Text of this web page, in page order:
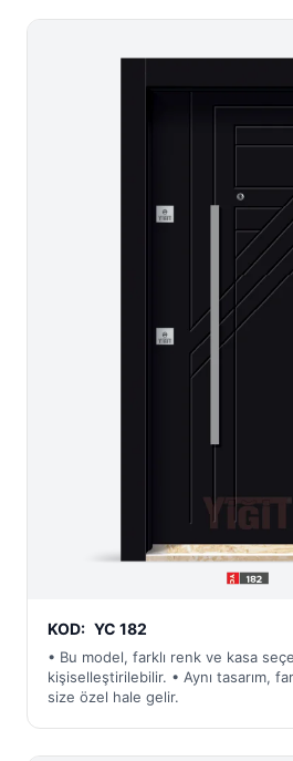
KOD: YC 182
• Bu model, farklı renk ve kasa
kişiselleştirilebilir. • Aynı tasarım,
size özel hale gelir.